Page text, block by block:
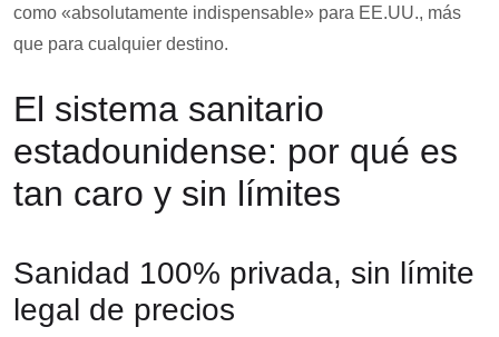
como «absolutamente indispensable» para EE.UU., más
que para cualquier destino.
El sistema sanitario
estadounidense: por qué es
tan caro y sin límites
Sanidad 100% privada, sin límite
legal de precios